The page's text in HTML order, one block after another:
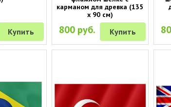
Купить
карманом для древка (135
х 90 см)
800 руб. Купить